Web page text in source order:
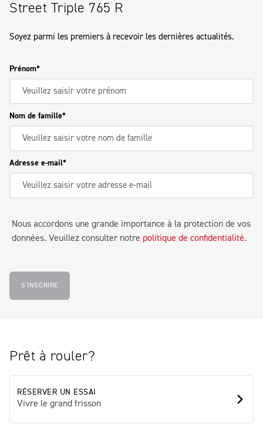
Street Triple 765 R
Soyez parmi les premiers à recevoir les dernières actualités.
Prénom
Nom de famille
Adresse e-mail
Nous accordons une grande importance à la protection de vos
données. Veuillez consulter notre politique de confidentialité.
S'INSCRIRE
Prêt à rouler?
RÉSERVER UN ESSAI
Vivre le grand frisson